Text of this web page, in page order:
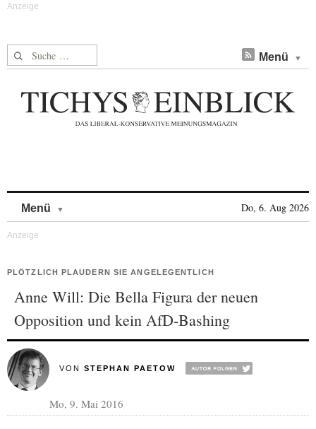
Suche nach: Menü
Menü Do, 6. Aug 2026
PLÖTZLICH PLAUDERN SIE ANGELEGENTLICH
Anne Will: Die Bella Figura der neuen
Opposition und kein AfD-Bashing
VON STEPHAN PAETOW
Mo, 9. Mai 2016